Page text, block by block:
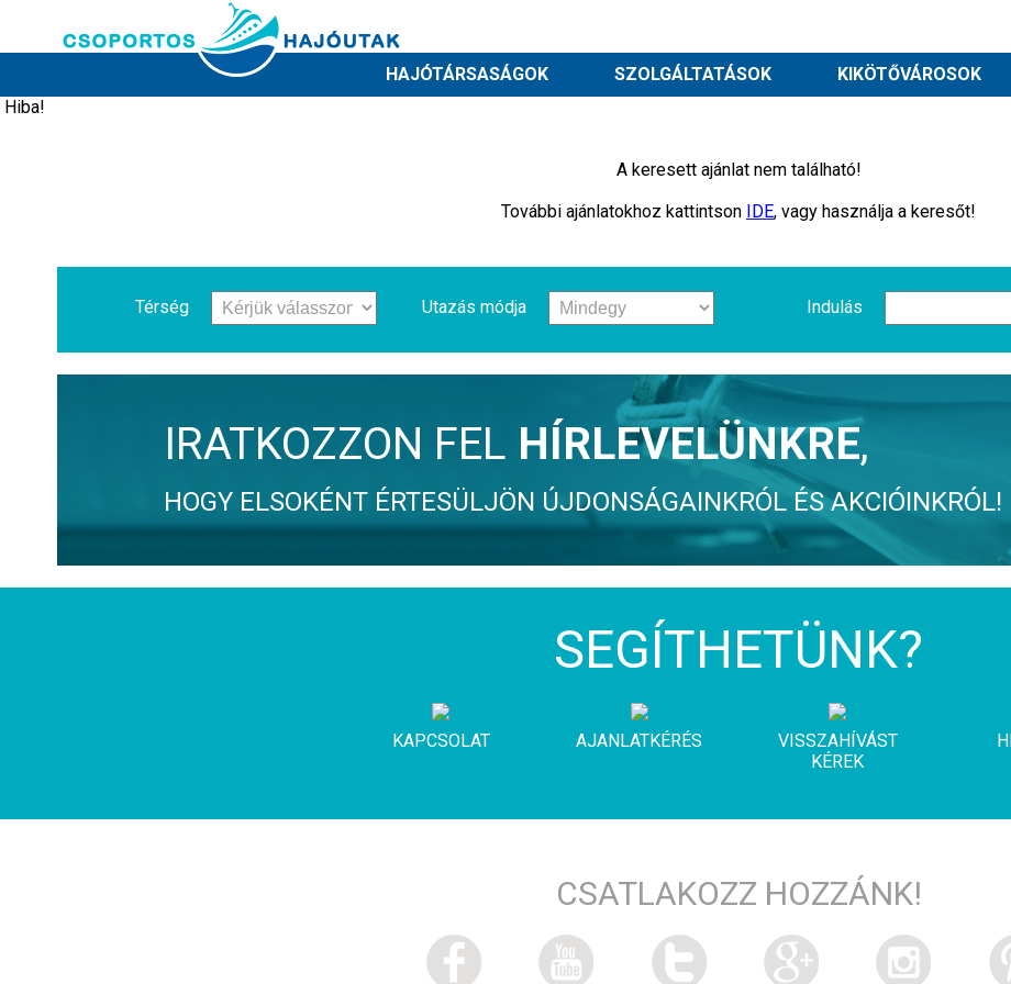
HAJÓTÁRSASÁGOK SZOLGÁLTATÁSOK KIKÖTŐVÁROSOK
Hiba!
A keresett ajánlat nem található!
További ajánlatokhoz kattintson IDE, vagy használja a keresőt!
Térség Utazás módja Indulás
IRATKOZZON FEL HÍRLEVELÜNKRE,
HOGY ELSOKÉNT ÉRTESÜLJÖN ÚJDONSÁGAINKRÓL ÉS AKCIÓINKRÓL!
SEGÍTHETÜNK?
KAPCSOLAT AJANLATKÉRÉS
VISSZAHÍVÁST
KÉREK
CSATLAKOZZ HOZZÁNK!